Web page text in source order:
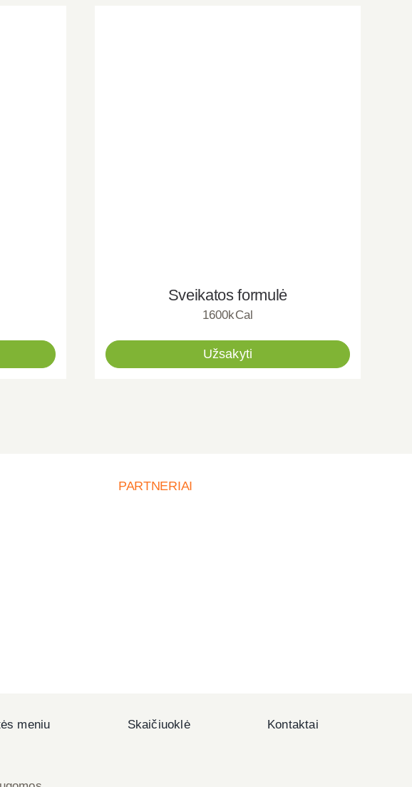
Sveikatos formulė
1600kCal
Užsakyti
PARTNERIAI
meniu Skaičiuoklė Kontaktai